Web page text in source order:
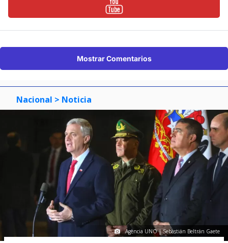
Mostrar Comentarios
Nacional > Noticia
Agencia UNO | Sebastián Beltrán Gaete